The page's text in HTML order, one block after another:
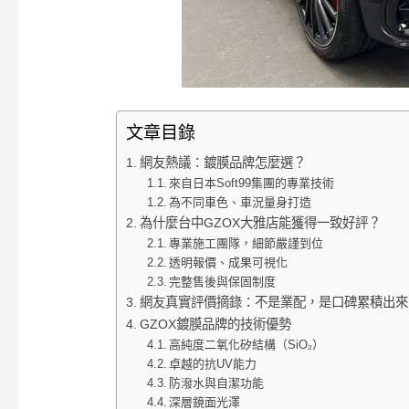
文章目錄
網友熱議：鍍膜品牌怎麼選？
來自日本Soft99集團的專業技術
為不同車色、車況量身打造
為什麼台中GZOX大雅店能獲得一致好評？
專業施工團隊，細節嚴謹到位
透明報價、成果可視化
完整售後與保固制度
網友真實評價摘錄：不是業配，是口碑累積出
GZOX鍍膜品牌的技術優勢
高純度二氧化矽結構（SiO₂）
卓越的抗UV能力
防潑水與自潔功能
深層鏡面光澤